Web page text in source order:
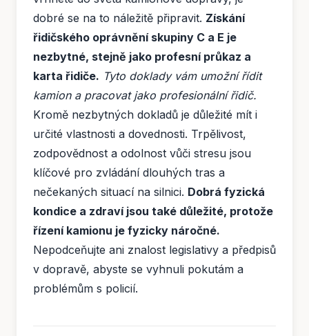
dobré se na to náležitě připravit. Získání
řidičského oprávnění skupiny C a E je
nezbytné, stejně jako profesní průkaz a
karta řidiče. Tyto doklady vám umožní řídit
kamion a pracovat jako profesionální řidič.
Kromě nezbytných dokladů je důležité mít i
určité vlastnosti a dovednosti. Trpělivost,
zodpovědnost a odolnost vůči stresu jsou
klíčové pro zvládání dlouhých tras a
nečekaných situací na silnici. Dobrá fyzická
kondice a zdraví jsou také důležité, protože
řízení kamionu je fyzicky náročné.
Nepodceňujte ani znalost legislativy a předpisů
v dopravě, abyste se vyhnuli pokutám a
problémům s policií.